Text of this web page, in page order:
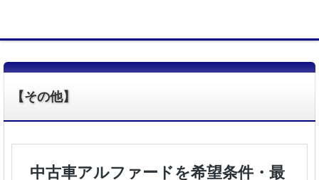
【その他】